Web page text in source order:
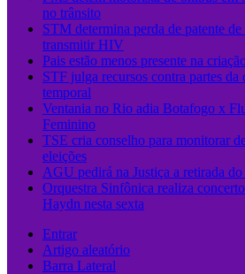
no trânsito
STM determina perda de patente
transmitir HIV
Pais estão menos presente na
STF julga recursos contra partes
temporal
Ventania no Rio adia Botafogo x
Feminino
TSE cria conselho para monitorar
eleições
AGU pedirá na Justiça a retirada
Orquestra Sinfônica realiza
Haydn nesta sexta
Entrar
Artigo aleatório
Barra Lateral